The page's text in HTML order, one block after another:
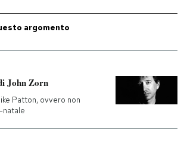
Media
argomento
John Zorn
Patton, ovvero non
natale